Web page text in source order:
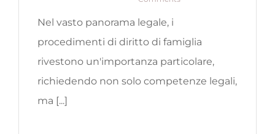
Nel vasto panorama legale, i
procedimenti di diritto di famiglia
rivestono un'importanza particolare,
richiedendo non solo competenze legali,
ma [...]